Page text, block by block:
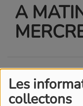
Les
collectons
A